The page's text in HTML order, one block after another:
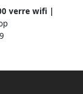
verre wifi |
361698